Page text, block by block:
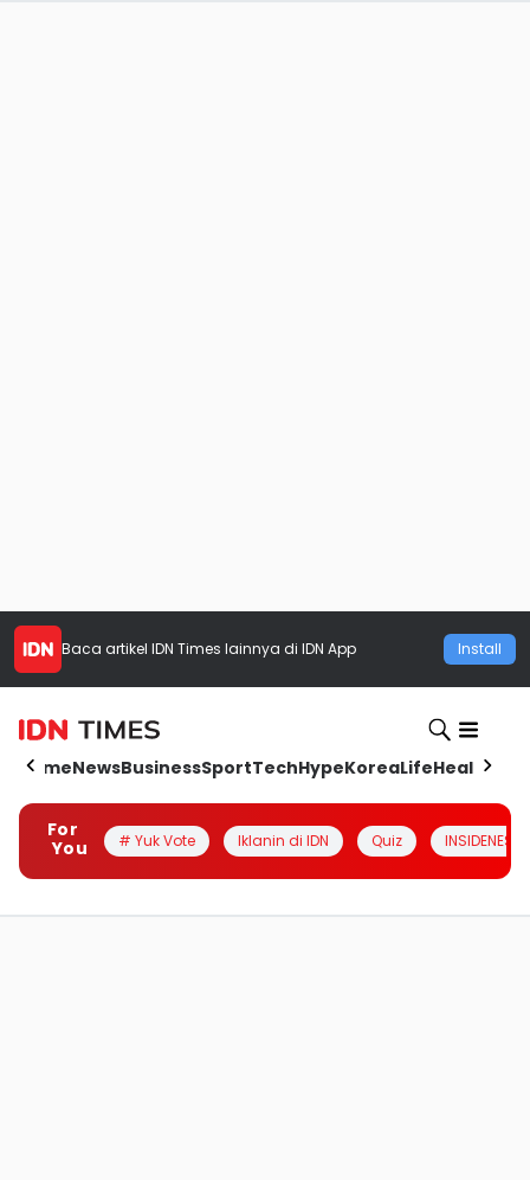
Baca artikel IDN Times lainnya di IDN App Install
HomeNewsBusinessSportTechHypeKoreaLifeHealth
For
You
# Yuk Vote Iklanin di IDN Quiz INSIDENESIA